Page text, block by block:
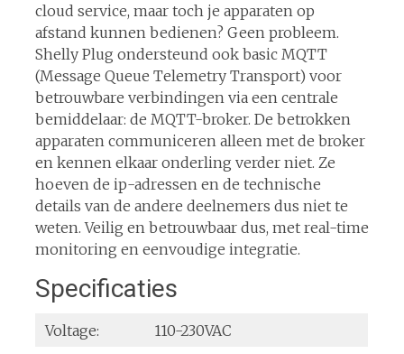
cloud service, maar toch je apparaten op
afstand kunnen bedienen? Geen probleem.
Shelly Plug ondersteund ook basic MQTT
(Message Queue Telemetry Transport) voor
betrouwbare verbindingen via een centrale
bemiddelaar: de MQTT-broker. De betrokken
apparaten communiceren alleen met de broker
en kennen elkaar onderling verder niet. Ze
hoeven de ip-adressen en de technische
details van de andere deelnemers dus niet te
weten. Veilig en betrouwbaar dus, met real-time
monitoring en eenvoudige integratie.
Specificaties
Voltage:
110-230VAC